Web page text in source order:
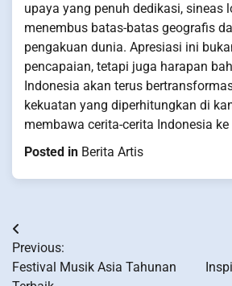
upaya yang penuh dedikasi, sineas
menembus batas-batas geografis
pengakuan dunia. Apresiasi ini
pencapaian, tetapi juga harapan
Indonesia akan terus
kekuatan yang diperhitungkan di
membawa cerita-cerita Indonesia
Posted in Berita Artis
Post
navigation
Previous:
Festival Musik Asia Tahunan